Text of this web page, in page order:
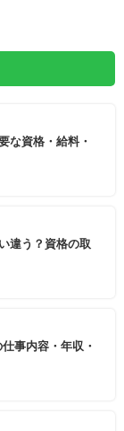
な資格・給料・
違う？資格の取
事内容・年収・